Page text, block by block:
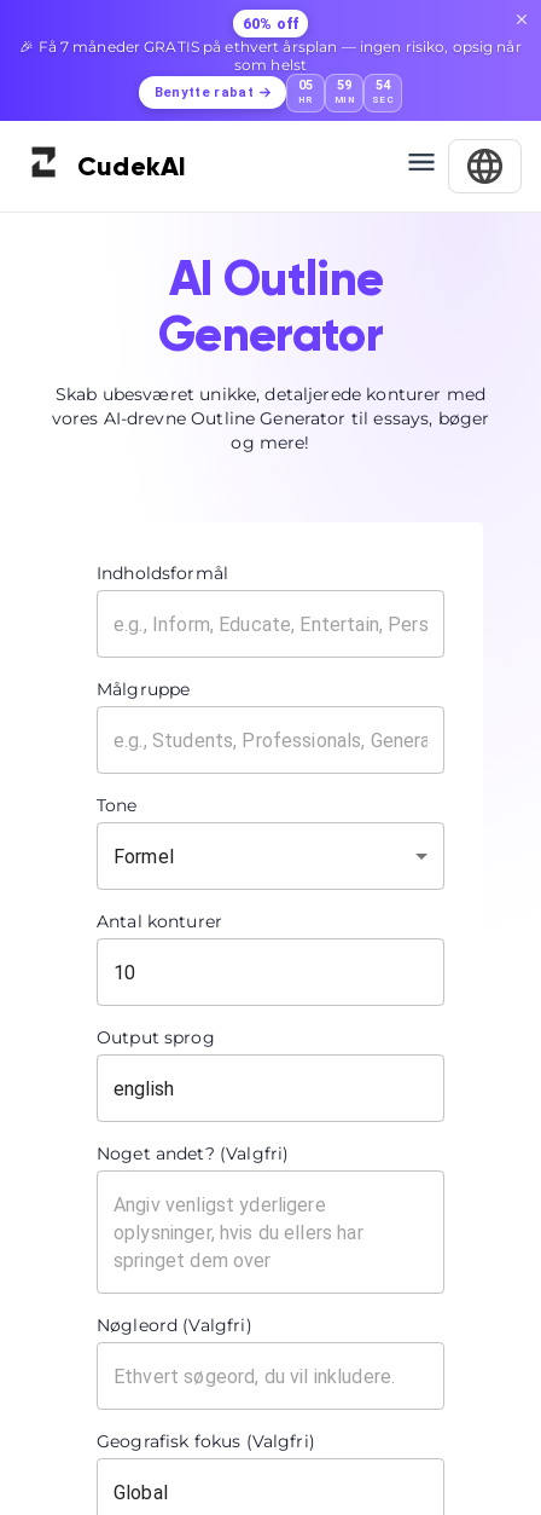
60% off
🎉 Få 7 måneder GRATIS på ethvert årsplan — ingen risiko, opsig når
som helst
Benytte rabat 05
HR
59
MIN
54
SEC
CudekAI
AI Outline
Generator
Skab ubesværet unikke, detaljerede konturer med
vores AI-drevne Outline Generator til essays, bøger
og mere!
Indholdsformål
Målgruppe
Tone
Formel
Antal konturer
Output sprog
Noget andet? (Valgfri)
Nøgleord (Valgfri)
Geografisk fokus (Valgfri)